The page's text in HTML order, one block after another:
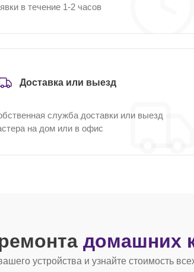
в течение 1-2 часов
Доставка или выезд
служба доставки или выезд
на дом или в офис
домашних
устройства и узнайте стоимость